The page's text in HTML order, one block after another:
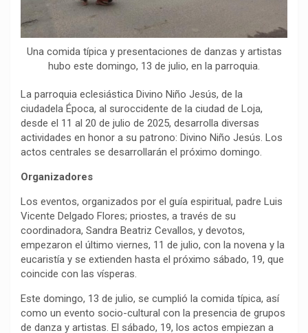
Una comida típica y presentaciones de danzas y artistas
hubo este domingo, 13 de julio, en la parroquia.
La parroquia eclesiástica Divino Niño Jesús, de la
ciudadela Época, al suroccidente de la ciudad de Loja,
desde el 11 al 20 de julio de 2025, desarrolla diversas
actividades en honor a su patrono: Divino Niño Jesús. Los
actos centrales se desarrollarán el próximo domingo.
Organizadores
Los eventos, organizados por el guía espiritual, padre Luis
Vicente Delgado Flores; priostes, a través de su
coordinadora, Sandra Beatriz Cevallos, y devotos,
empezaron el último viernes, 11 de julio, con la novena y la
eucaristía y se extienden hasta el próximo sábado, 19, que
coincide con las vísperas.
Este domingo, 13 de julio, se cumplió la comida típica, así
como un evento socio-cultural con la presencia de grupos
de danza y artistas. El sábado, 19, los actos empiezan a